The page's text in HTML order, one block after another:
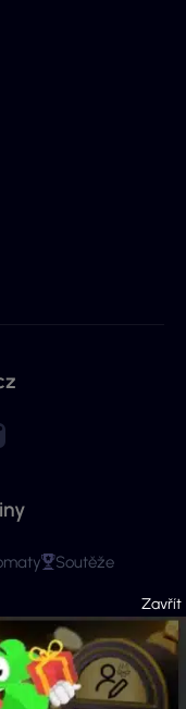
Soutěže
| Ministerstvo financí
Stránky mají čistě
osob starších 18 let.